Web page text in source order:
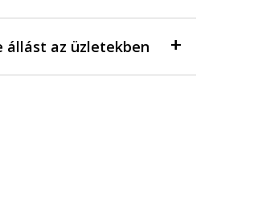
állást az üzletekben